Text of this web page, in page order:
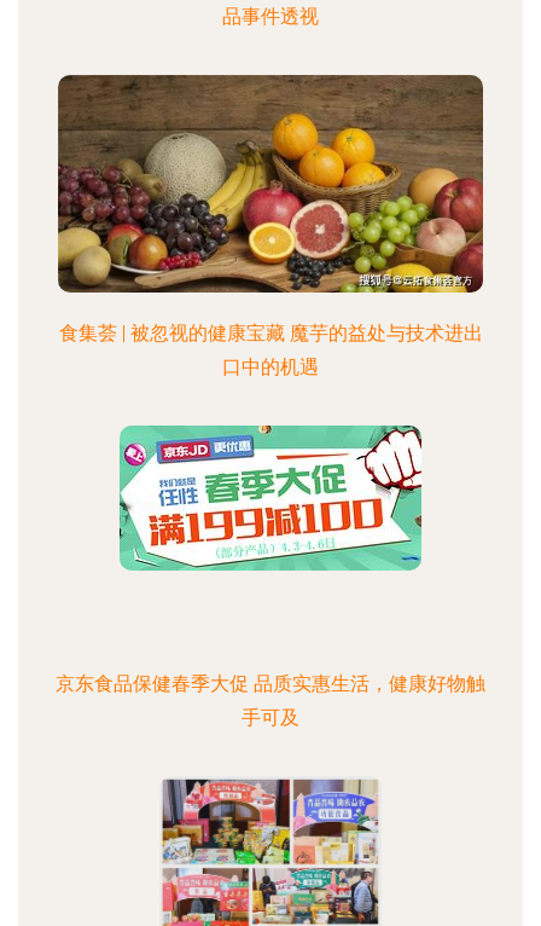
品事件透视
食集荟 | 被忽视的健康宝藏 魔芋的益处与技术进出
口中的机遇
京东食品保健春季大促 品质实惠生活，健康好物触
手可及